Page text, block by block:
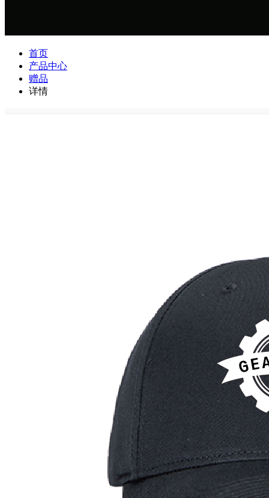
首页
产品中心
赠品
详情